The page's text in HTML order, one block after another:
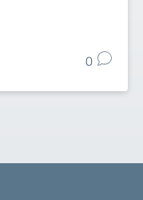
0